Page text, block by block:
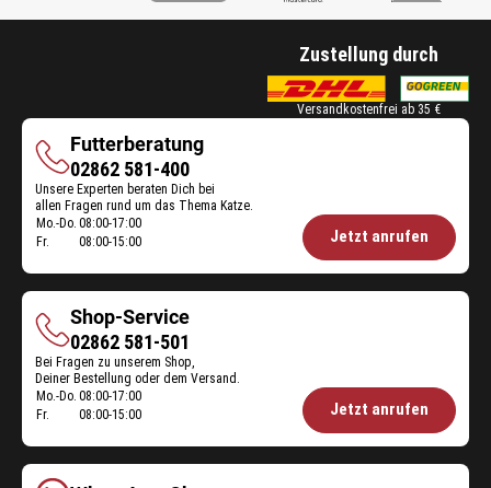
Zustellung durch
Versandkostenfrei ab 35 €
Futterberatung
Futterberatung
02862 581-400
Unsere Experten beraten Dich bei
allen Fragen rund um das Thema Katze.
Öffnungszeiten
Mo.-Do. 08:00-17:00
Fr.
08:00-15:00 Jetzt anrufen
Shop-Service
Shop-
Service
02862 581-501
Bei Fragen zu unserem Shop,
Deiner Bestellung oder dem Versand.
Öffnungszeiten
Mo.-Do. 08:00-17:00
Fr.
08:00-15:00 Jetzt anrufen